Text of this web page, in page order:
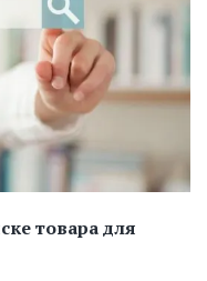
товара для